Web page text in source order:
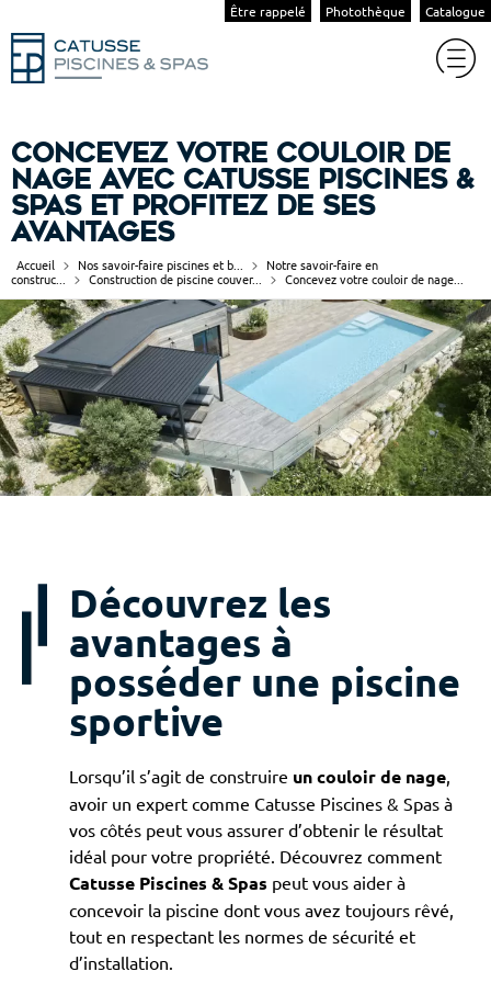
Être rappelé Photothèque Catalogue
Concevez votre couloir de
nage avec Catusse Piscines &
Spas et profitez de ses
avantages
Accueil Nos savoir-faire piscines et b...
Notre savoir-faire en
construc...
Construction de piscine couver... Concevez votre couloir de nage...
Découvrez les
avantages à
posséder une piscine
sportive
Lorsqu’il s’agit de construire un couloir de nage,
avoir un expert comme Catusse Piscines & Spas à
vos côtés peut vous assurer d’obtenir le résultat
idéal pour votre propriété. Découvrez comment
Catusse Piscines & Spas peut vous aider à
concevoir la piscine dont vous avez toujours rêvé,
tout en respectant les normes de sécurité et
d’installation.